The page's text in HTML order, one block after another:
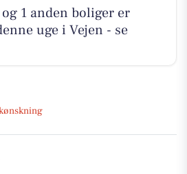
1 anden boliger er
uge i Vejen - se